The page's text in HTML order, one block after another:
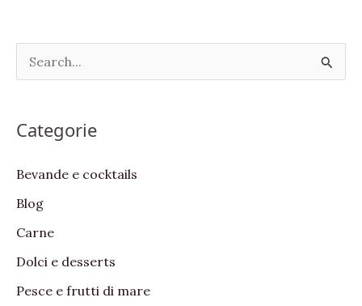
e
r
h
f
o
r
:
Categorie
Bevande e cocktails
Blog
Carne
Dolci e desserts
Pesce e frutti di mare